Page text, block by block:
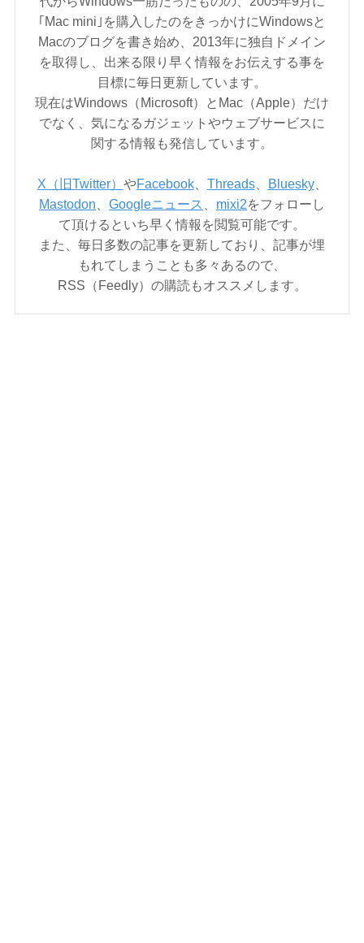
｢Mac mini｣を購入したのをきっかけにWindowsと
Macのブログを書き始め、2013年に独自ドメイン
を取得し、出来る限り早く情報をお伝えする事を
目標に毎日更新しています。
現在はWindows（Microsoft）とMac（Apple）だけ
でなく、気になるガジェットやウェブサービスに
関する情報も発信しています。
X（旧Twitter） やFacebook、 Threads、 Bluesky、
Mastodon
Googleニュース mixi2をフォローし
て頂けるといち早く情報を閲覧可能です。
また、毎日多数の記事を更新しており、記事が埋
もれてしまうことも多々あるので、
RSS（Feedly）の購読もオススメします。